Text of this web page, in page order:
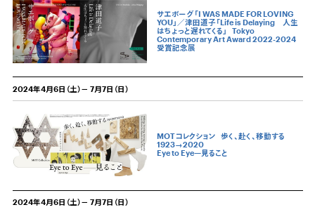
サエボーグ「I WAS MADE FOR LOVING
YOU」／津田道子「Life is Delaying 人生
はちょっと遅れてくる」
Tokyo
Contemporary Art Award 2022-2024
受賞記念展
2024年4月6日（土）－ 7月7日（日）
MOTコレクション
歩く、赴く、移動する
1923→2020
Eye to Eye—見ること
2024年4月6日（土）－ 7月7日（日）